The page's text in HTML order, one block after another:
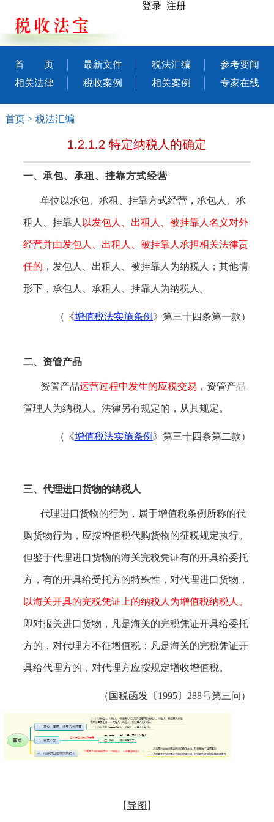
登录 注册
首 页 最新文件 税法汇编
参考要闻
相关法律
税收案例 相关案例 专家在线
首页> 税法汇编
1.2.1.2 特定纳税人的确定
一、承包、承租、挂靠方式经营
单位以承包、承租、挂靠方式经营，承包人、承
租人、挂靠人 以发包人、出租人、被挂靠人名义对外
经营并由发包人、出租人、被挂靠人承担相关法律责
任的 ，发包人、出租人、被挂靠人为纳税人；其他情
形下，承包人、承租人、挂靠人为纳税人。
（《增值税法实施条例 》 第三十四条第一款）
二、资管产品
资管产品运营过程中发生的应税交易 ，资管产品
管理人为纳税人。法律另有规定的，从其规定。
（《增值税法实施条例 》 第三十四条第二款）
三、代理进口货物的纳税人
代理进口货物的行为，属于增值税条例所称的代
购货物行为，应按增值税代购货物的征税规定执行。
但鉴于代理进口货物的海关完税凭证有的开具给委托
方，有的开具给受托方的特殊性，对代理进口货物，
以海关开具的完税凭证上的纳税人为增值税纳税人。
即对报关进口货物，凡是海关的完税凭证开具给委托
方的，对代理方不征增值税； 凡是海关的完税凭证开
具给代理方的，对代理方应按规定增收增值税。
（ 国税函发〔 1995〕288号第三问）
【导图 】